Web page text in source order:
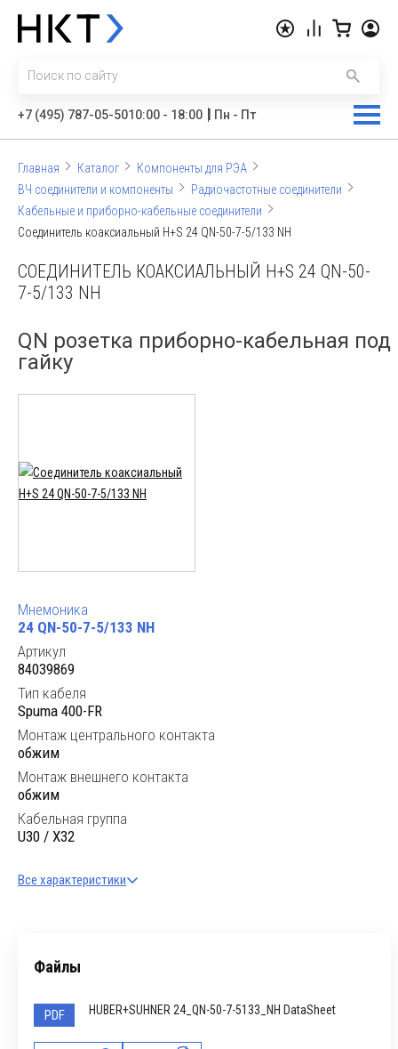
+7 (495) 787-05-5010:00 - 18:00 Пн - Пт
Главная Каталог
Компоненты для РЭА
ВЧ соединители и компоненты
Радиочастотные соединители
Кабельные и приборно-кабельные соединители
Соединитель коаксиальный H+S 24 QN-50-7-5/133 NH
СОЕДИНИТЕЛЬ КОАКСИАЛЬНЫЙ H+S 24 QN-50-
7-5/133 NH
QN розетка приборно-кабельная под
гайку
Мнемоника
24 QN-50-7-5/133 NH
Артикул
84039869
Тип кабеля
Spuma 400-FR
Монтаж центрального контакта
обжим
Монтаж внешнего контакта
обжим
Кабельная группа
U30 / X32
Все характеристики
Файлы
PDF HUBER+SUHNER 24_QN-50-7-5133_NH DataSheet